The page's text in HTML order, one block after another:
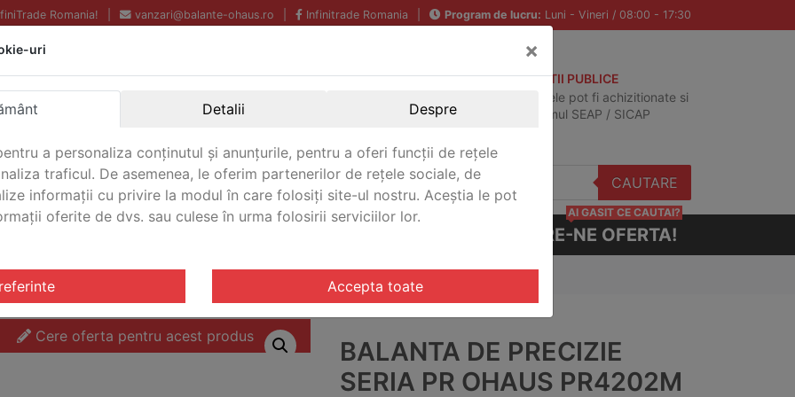
Romania! vanzari@balante-ohaus.ro Infinitrade Romania Program de lucru: Luni - Vineri / 08:00 - 17:30
Echipamente profesionale
pentru laborator.
Garantie Internationala.
ACHIZITII PUBLICE
Produsele pot fi achizitionate si
in sistemul SEAP / SICAP
CAUTARE
CERE-NE OFERTA!
AI GASIT CE CAUTAI?
Seria PR/ Balanta de precizie Seria PR Ohaus PR4202M
Cere oferta pentru acest produs
BALANTA DE PRECIZIE
SERIA PR OHAUS PR4202M
uri ×
Detalii Despre
a personaliza conținutul și anunțurile, pentru a oferi funcții de rețele
traficul. De asemenea, le oferim partenerilor de rețele sociale, de
informații cu privire la modul în care folosiți site-ul nostru. Aceștia le pot
oferite de dvs. sau culese în urma folosirii serviciilor lor.
Accepta toate